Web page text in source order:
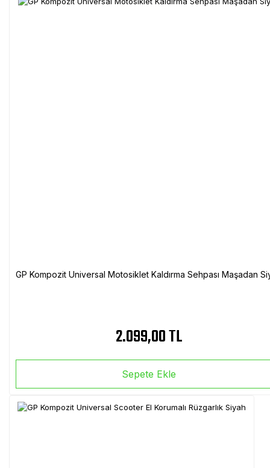
GP Kompozit Universal Motosiklet Kaldırma Sehpası Maşadan
2.099,00 TL
Sepete Ekle